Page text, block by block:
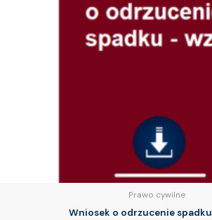
Prawo cywilne
Wniosek o odrzucenie